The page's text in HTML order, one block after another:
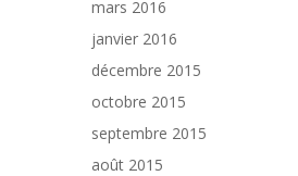
mars 2016
janvier 2016
décembre 2015
octobre 2015
septembre 2015
août 2015